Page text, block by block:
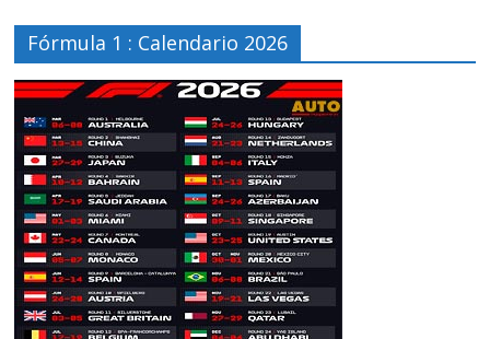
Fórmula 1 : Calendario 2026